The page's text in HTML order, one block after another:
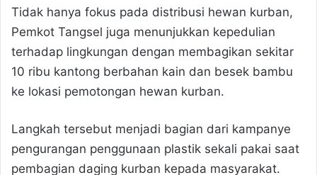
Tidak hanya fokus pada distribusi hewan kurban,
Pemkot Tangsel juga menunjukkan kepedulian
terhadap lingkungan dengan membagikan sekitar
10 ribu kantong berbahan kain dan besek bambu
ke lokasi pemotongan hewan kurban.
Langkah tersebut menjadi bagian dari kampanye
pengurangan penggunaan plastik sekali pakai saat
pembagian daging kurban kepada masyarakat.